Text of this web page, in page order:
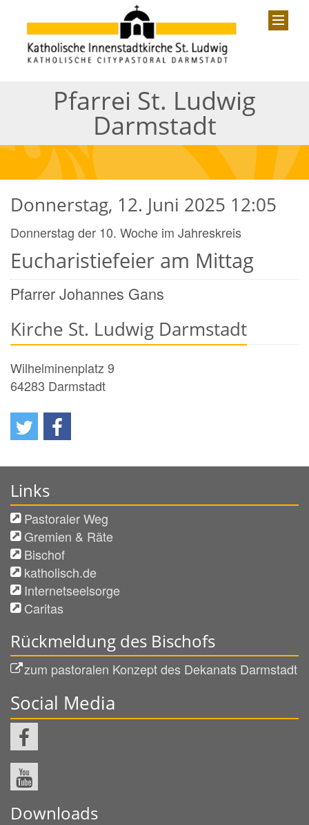
Pfarrei St. Ludwig
Darmstadt
Eucharistiefeier am Mittag
Donnerstag, 12. Juni 2025 12:05
Donnerstag der 10. Woche im Jahreskreis
Pfarrer Johannes Gans
Kirche St. Ludwig Darmstadt
Wilhelminenplatz 9
64283 Darmstadt
Links
Pastoraler Weg
Gremien & Räte
Bischof
katholisch.de
Internetseelsorge
Caritas
Rückmeldung des Bischofs
zum pastoralen Konzept des Dekanats Darmstadt
Social Media
Downloads